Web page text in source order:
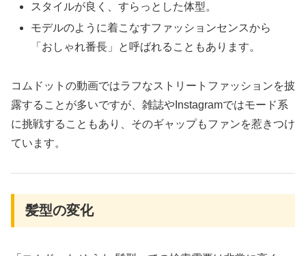
スタイルが良く、すらっとした体型。
モデルのように着こなすファッションセンスから
「おしゃれ番長」と呼ばれることもあります。
コムドットの動画ではラフなストリートファッションを披
露することが多いですが、雑誌やInstagramではモード系
に挑戦することもあり、そのギャップもファンを惹きつけ
ています。
髪型の変化